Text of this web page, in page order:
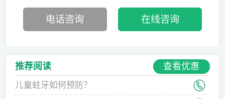
电话咨询 在线咨询
推荐阅读 查看优惠
儿童蛀牙如何预防？